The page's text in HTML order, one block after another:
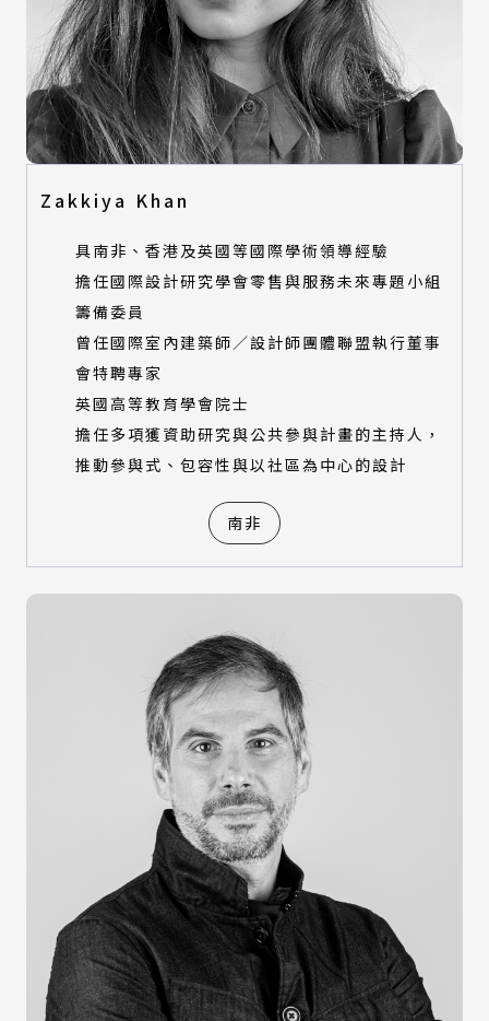
Zakkiya Khan
具南非、香港及英國等國際學術領導經驗
擔任國際設計研究學會零售與服務未來專題小組
籌備委員
曾任國際室內建築師／設計師團體聯盟執行董事
會特聘專家
英國高等教育學會院士
擔任多項獲資助研究與公共參與計畫的主持人，
推動參與式、包容性與以社區為中心的設計
南非